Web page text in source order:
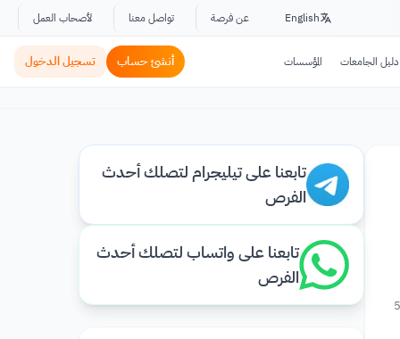
English عن فرصة تواصل معنا لأصحاب العمل
دليل الجامعات المؤسسات أنشئ حساب تسجيل الدخول
5
تابعنا على تيليجرام لتصلك أحدث
الفرص
تابعنا على واتساب لتصلك أحدث
الفرص